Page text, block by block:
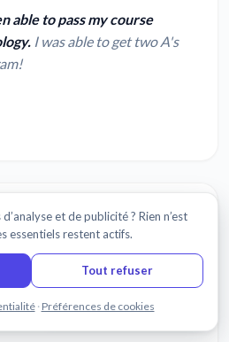
able to pass my course
I was able to get two A's
even though it was
Discuter avec nous
et de publicité ? Rien n’est
essentiels restent actifs.
Tout refuser
· Préférences de cookies